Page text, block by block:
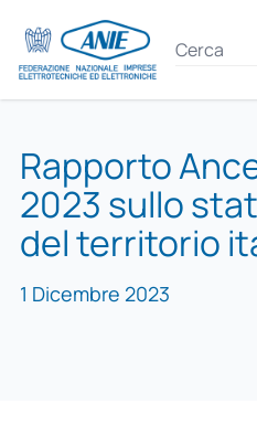
Rapporto
2023 sullo
del territorio
1 Dicembre 2023